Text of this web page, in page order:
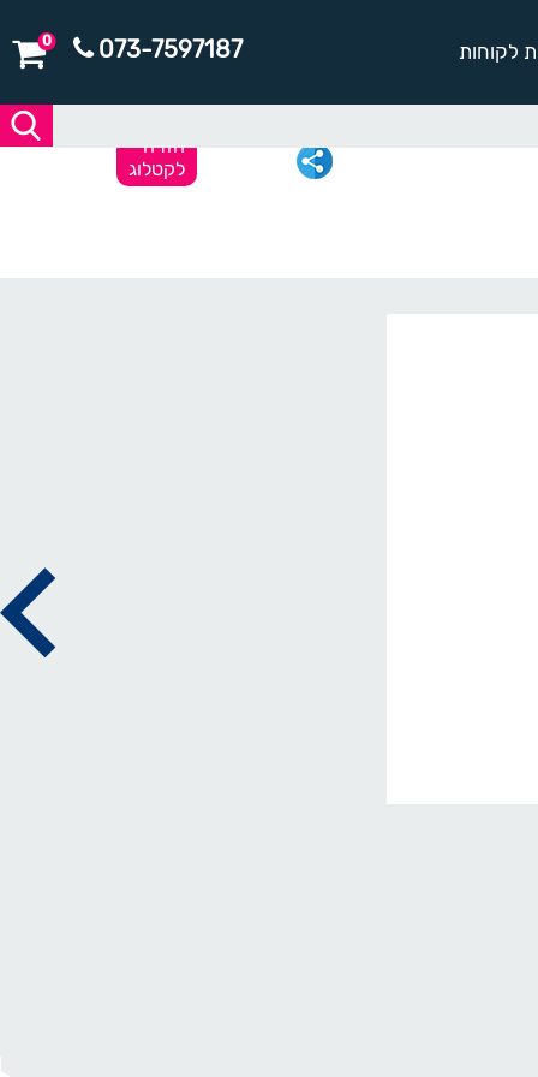
לקוחות 073-7597187
0
חזרה
לקטלוג